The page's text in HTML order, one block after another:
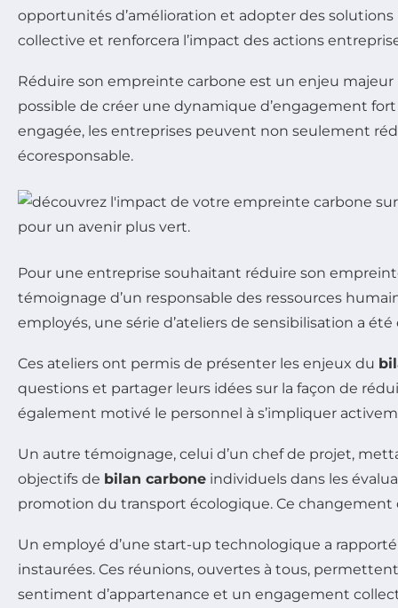
opportunités d’amélioration et adopter des
collective et renforcera l’impact des actions
Réduire son empreinte carbone est un enjeu
possible de créer une dynamique d’engagement
engagée, les entreprises peuvent non seulement
écoresponsable.
Pour une entreprise souhaitant réduire son
témoignage d’un responsable des ressources
employés, une série d’ateliers de sensibilisation a été
Ces ateliers ont permis de présenter les enjeux du
questions et partager leurs idées sur la façon de
également motivé le personnel à s’impliquer
Un autre témoignage, celui d’un chef de projet,
objectifs de bilan carbone individuels dans les
promotion du transport écologique. Ce
Un employé d’une start-up technologique a
instaurées. Ces réunions, ouvertes à tous,
sentiment d’appartenance et un engagement